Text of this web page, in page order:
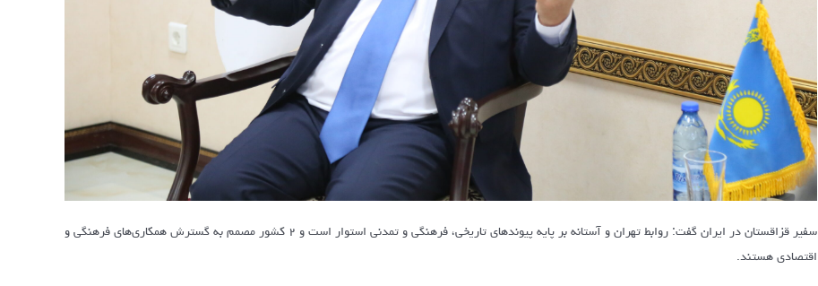
سفیر قزاقستان در ایران گفت: روابط تهران و آستانه بر پایه پیوندهای تاریخی، فرهنگی و تمدنی استوار است و ۲ کشور مصمم به گسترش همکاری‌های فرهنگی و
اقتصادی هستند.